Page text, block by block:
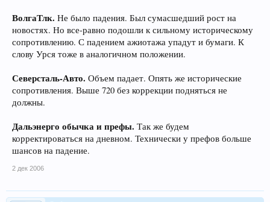
ВолгаТлк. Не было падения. Был сумасшедший рост на
новостях. Но все-равно подошли к сильному историческому
сопротивлению. С падением ажиотажа упадут и бумаги. К
слову Урся тоже в аналогичном положении.
Северсталь-Авто. Объем падает. Опять же исторические
сопротивления. Выше 720 без коррекции подняться не
должны.
Дальэнерго обычка и префы. Так же будем
корректироваться на дневном. Технически у префов больше
шансов на падение.
2 дек 2006